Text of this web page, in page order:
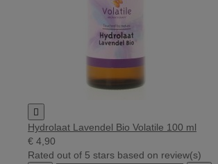

Hydrolaat Lavendel Bio Volatile 100 ml
€ 4,90
Rated out of 5 stars based on review(s)